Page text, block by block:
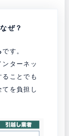
ぜ？
です。
ターネッ
ことでも
を負担し